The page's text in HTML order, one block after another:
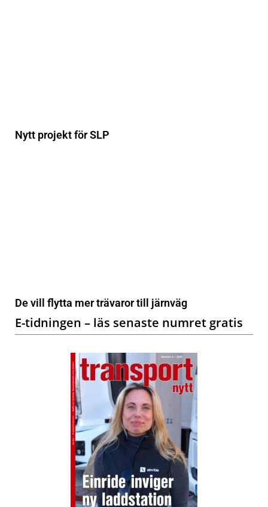
Nytt projekt för SLP
De vill flytta mer trävaror till järnväg
E-tidningen – läs senaste numret gratis